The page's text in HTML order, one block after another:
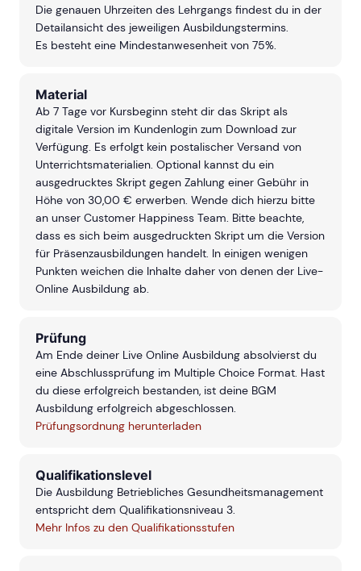
Die genauen Uhrzeiten des Lehrgangs findest du in der
Detailansicht des jeweiligen Ausbildungstermins.
Es besteht eine Mindestanwesenheit von 75%.
Material
Ab 7 Tage vor Kursbeginn steht dir das Skript als
digitale Version im Kundenlogin zum Download zur
Verfügung. Es erfolgt kein postalischer Versand von
Unterrichtsmaterialien. Optional kannst du ein
ausgedrucktes Skript gegen Zahlung einer Gebühr in
Höhe von 30,00 € erwerben. Wende dich hierzu bitte
an unser Customer Happiness Team. Bitte beachte,
dass es sich beim ausgedruckten Skript um die Version
für Präsenzausbildungen handelt. In einigen wenigen
Punkten weichen die Inhalte daher von denen der Live-
Online Ausbildung ab.
Prüfung
Am Ende deiner Live Online Ausbildung absolvierst du
eine Abschlussprüfung im Multiple Choice Format. Hast
du diese erfolgreich bestanden, ist deine BGM
Ausbildung erfolgreich abgeschlossen.
Prüfungsordnung herunterladen
Qualifikationslevel
Die Ausbildung Betriebliches Gesundheitsmanagement
entspricht dem Qualifikationsniveau 3.
Mehr Infos zu den Qualifikationsstufen